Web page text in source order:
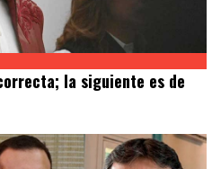
la siguiente es de